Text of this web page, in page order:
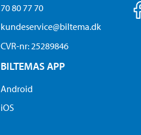
70 80 77 70
kundeservice@biltema.dk
CVR-nr: 25289846
BILTEMAS APP
Android
iOS